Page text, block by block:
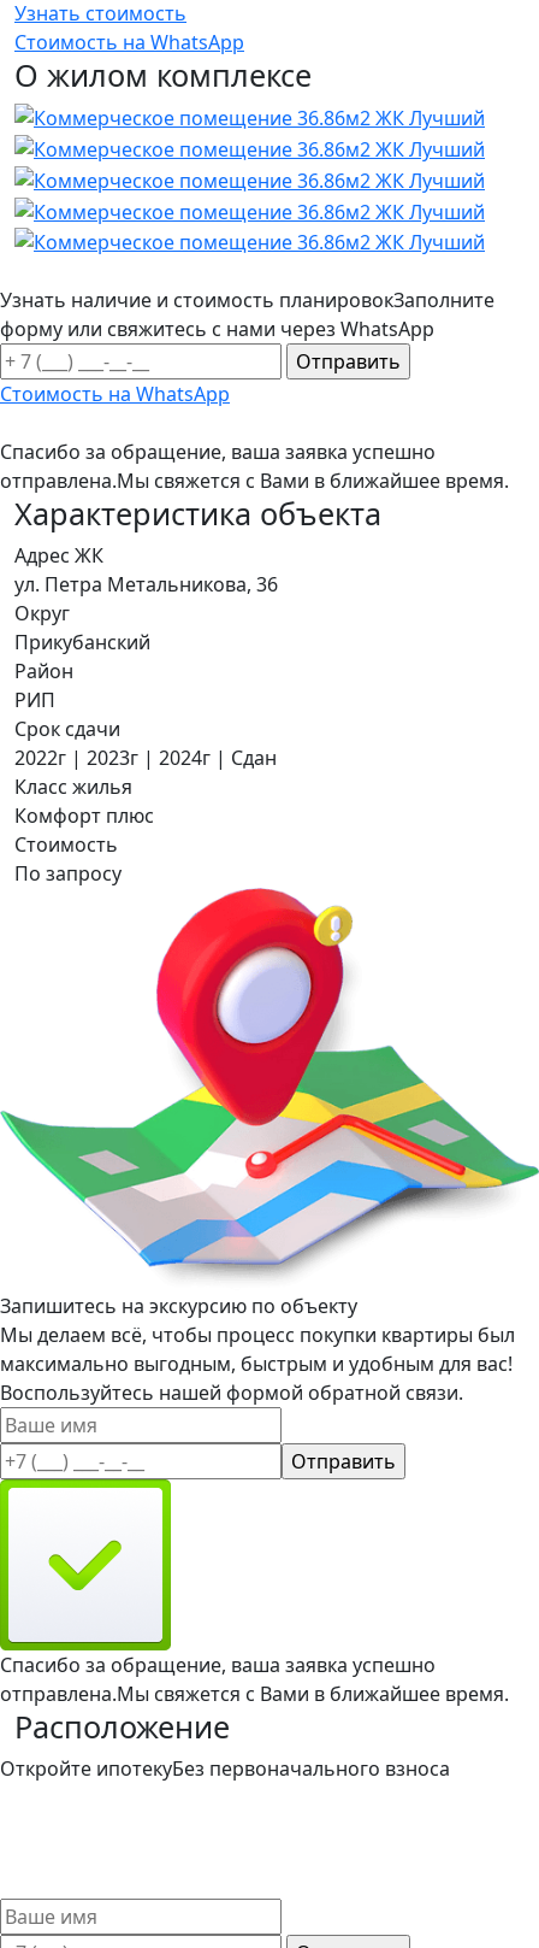
Узнать стоимость
Стоимость на WhatsApp
О жилом комплексе
Узнать наличие и стоимость планировокЗаполните
форму или свяжитесь с нами через WhatsApp
Стоимость на WhatsApp
Спасибо за обращение, ваша заявка успешно
отправлена.Мы свяжется с Вами в ближайшее время.
Характеристика объекта
Адрес ЖК
ул. Петра Метальникова, 36
Округ
Прикубанский
Район
РИП
Срок сдачи
2022г | 2023г | 2024г | Сдан
Класс жилья
Комфорт плюс
Стоимость
По запросу
Запишитесь на экскурсию по объекту
Мы делаем всё, чтобы процесс покупки квартиры был
максимально выгодным, быстрым и удобным для вас!
Воспользуйтесь нашей формой обратной связи.
Спасибо за обращение, ваша заявка успешно
отправлена.Мы свяжется с Вами в ближайшее время.
Расположение
Откройте ипотекуБез первоначального взноса